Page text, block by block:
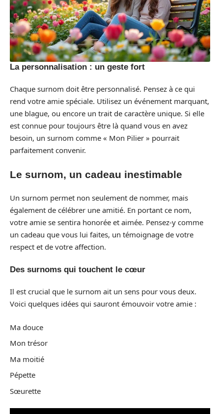
La personnalisation : un geste fort
Chaque surnom doit être personnalisé. Pensez à ce qui
rend votre amie spéciale. Utilisez un événement marquant,
une blague, ou encore un trait de caractère unique. Si elle
est connue pour toujours être là quand vous en avez
besoin, un surnom comme « Mon Pilier » pourrait
parfaitement convenir.
Le surnom, un cadeau inestimable
Un surnom permet non seulement de nommer, mais
également de célébrer une amitié. En portant ce nom,
votre amie se sentira honorée et aimée. Pensez-y comme
un cadeau que vous lui faites, un témoignage de votre
respect et de votre affection.
Des surnoms qui touchent le cœur
Il est crucial que le surnom ait un sens pour vous deux.
Voici quelques idées qui sauront émouvoir votre amie :
Ma douce
Mon trésor
Ma moitié
Pépette
Sœurette